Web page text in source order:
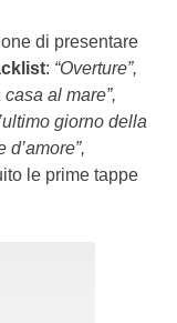
di presentare
: “Overture”,
casa al mare”,
giorno della
le prime tappe